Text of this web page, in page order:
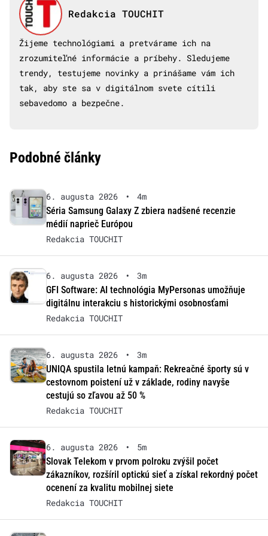
Redakcia TOUCHIT
Žijeme technológiami a pretvárame ich na
zrozumiteľné informácie a príbehy. Sledujeme
trendy, testujeme novinky a prinášame vám ich
tak, aby ste sa v digitálnom svete cítili
sebavedomo a bezpečne.
Podobné články
6. augusta 2026 •
4m
Séria Samsung Galaxy Z zbiera nadšené recenzie
médií naprieč Európou
Redakcia TOUCHIT
6. augusta 2026 •
3m
GFI Software: AI technológia MyPersonas umožňuje
digitálnu interakciu s historickými osobnosťami
Redakcia TOUCHIT
6. augusta 2026 •
3m
UNIQA spustila letnú kampaň: Rekreačné športy sú v
cestovnom poistení už v základe, rodiny navyše
cestujú so zľavou až 50 %
Redakcia TOUCHIT
6. augusta 2026 •
5m
Slovak Telekom v prvom polroku zvýšil počet
zákazníkov, rozšíril optickú sieť a získal rekordný počet
ocenení za kvalitu mobilnej siete
Redakcia TOUCHIT